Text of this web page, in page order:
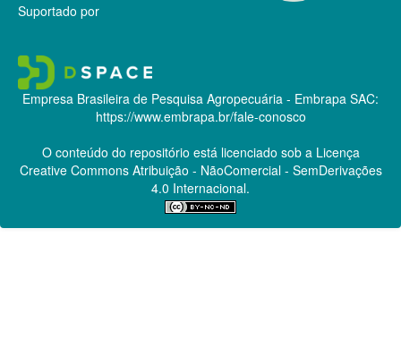
Suportado por
Empresa Brasileira de Pesquisa Agropecuária - Embrapa SAC:
https://www.embrapa.br/fale-conosco
O conteúdo do repositório está licenciado sob a Licença
Creative CommonsAtribuição - NãoComercial - SemDerivações
4.0 Internacional.